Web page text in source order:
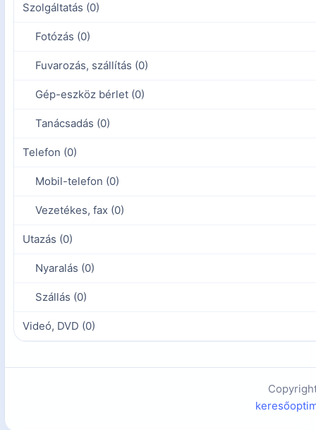
Szolgáltatás (0)
Fotózás (0)
Fuvarozás, szállítás (0)
Gép-eszköz bérlet (0)
Tanácsadás (0)
Telefon (0)
Mobil-telefon (0)
Vezetékes, fax (0)
Utazás (0)
Nyaralás (0)
Szállás (0)
Videó, DVD (0)